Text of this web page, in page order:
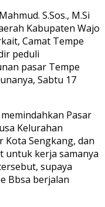
S.Sos., M.Si
Kabupaten Wajo
Camat Tempe
peduli
pasar Tempe
Sabtu 17
Pasar
Kelurahan
Kota Sengkang, dan
untuk kerja samanya
supaya
Bbsa berjalan